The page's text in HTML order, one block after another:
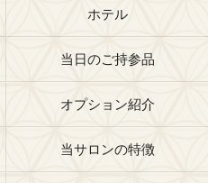
ホテル
当日のご持参品
オプション紹介
当サロンの特徴